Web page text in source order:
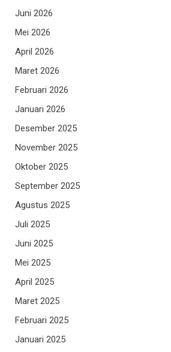
Juni 2026
Mei 2026
April 2026
Maret 2026
Februari 2026
Januari 2026
Desember 2025
November 2025
Oktober 2025
September 2025
Agustus 2025
Juli 2025
Juni 2025
Mei 2025
April 2025
Maret 2025
Februari 2025
Januari 2025